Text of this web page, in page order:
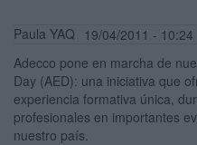
Paula YAQ 19/04/2011 - 10:24
Adecco pone en marcha de
Day (AED): una iniciativa que
experiencia formativa única,
profesionales en importantes
nuestro país.